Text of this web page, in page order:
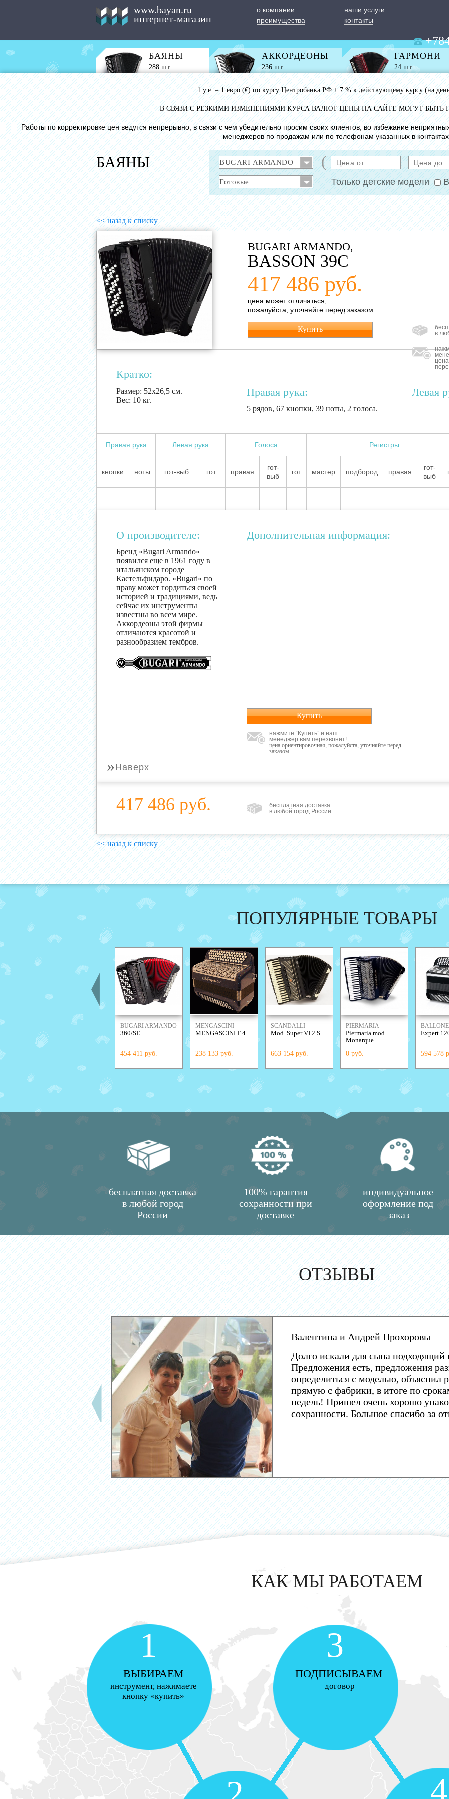
www.bayan.ru
интернет-магазин
о компании
наши услуги
преимущества
контакты
БАЯНЫ
288 шт.
АККОРДЕОНЫ
236 шт.
ГАРМОНИ
24 шт.
1 у.е. = 1 евро (€) по курсу Центробанка РФ + 7 % к действующему курсу (на
В СВЯЗИ С РЕЗКИМИ ИЗМЕНЕНИЯМИ КУРСА ВАЛЮТ ЦЕНЫ НА САЙТЕ МОГУТ БЫТЬ
Работы по корректировке цен ведутся непрерывно, в связи с чем убедительно просим своих клиентов, во избежание
менеджеров по продажам или по телефонам указанных в
БАЯНЫ (
Только детские модели
<< назад к списку
BUGARI ARMANDO,
BASSON 39C
417 486 руб.
цена может отличаться,
пожалуйста, уточняйте перед заказом
Купить
в
Кратко:
Размер: 52х26,5 см.
Вес: 10 кг.
Правая рука:
5 рядов, 67 кнопки, 39 ноты, 2 голоса.
Левая
Правая рука Левая рука Голоса Регистры
кнопки ноты гот-выб гот правая
гот-
выб
гот мастер подбород правая
гот-
выб
О производителе:
Бренд «Bugari Armando»
появился еще в 1961 году в
итальянском городе
Кастельфидаро. «Bugari» по
праву может гордиться своей
историей и традициями, ведь
сейчас их инструменты
известны во всем мире.
Аккордеоны этой фирмы
отличаются красотой и
разнообразием тембров.
Дополнительная информация:
Купить
нажмите “Купить” и наш
менеджер вам перезвонит!
цена ориентировочная, пожалуйста, уточняйте перед
заказом
» Наверх
417 486 руб.
бесплатная доставка
в любой город России
<< назад к списку
ПОПУЛЯРНЫЕ ТОВАРЫ
BUGARI ARMANDO
360/SE
454 411 руб.
MENGASCINI
MENGASCINI F 4
238 133 руб.
SCANDALLI
Mod. Super VI 2 S
663 154 руб.
PIERMARIA
Piermaria mod.
Monarque
0 руб.
Expert
594 578
бесплатная доставка
в любой город
России
100% гарантия
сохранности при
доставке
индивидуальное
оформление под
заказ
ОТЗЫВЫ
Валентина и Андрей Прохоровы
Долго искали для сына подходящий
Предложения есть, предложения
определиться с моделью, объяснил
прямую с фабрики, в итоге по
недель! Пришел очень хорошо
сохранности. Большое спасибо за
КАК МЫ РАБОТАЕМ
1
ВЫБИРАЕМ
инструмент, нажимаете
кнопку «купить»
3
ПОДПИСЫВАЕМ
договор
4